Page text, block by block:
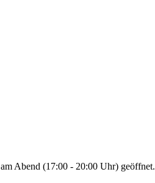
Abend (17:00 - 20:00 Uhr) geöffnet.